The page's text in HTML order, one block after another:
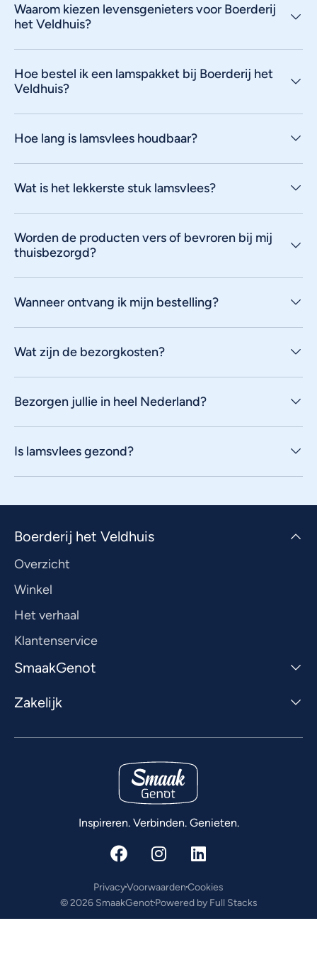
Waarom kiezen levensgenieters voor Boerderij
het Veldhuis?
Hoe bestel ik een lamspakket bij Boerderij het
Veldhuis?
Hoe lang is lamsvlees houdbaar?
Wat is het lekkerste stuk lamsvlees?
Worden de producten vers of bevroren bij mij
thuisbezorgd?
Wanneer ontvang ik mijn bestelling?
Wat zijn de bezorgkosten?
Bezorgen jullie in heel Nederland?
Is lamsvlees gezond?
Boerderij het Veldhuis
Overzicht
Winkel
Het verhaal
Klantenservice
SmaakGenot
Zakelijk
Inspireren. Verbinden. Genieten.
PrivacyVoorwaarden Cookies
© 2026 SmaakGenotPowered by Full Stacks